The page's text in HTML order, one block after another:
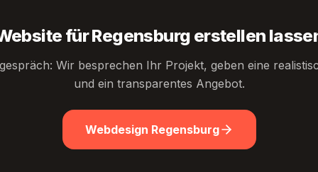
für Regensburg erstellen
Wir besprechen Ihr Projekt, geben eine
und ein transparentes Angebot.
Webdesign Regensburg